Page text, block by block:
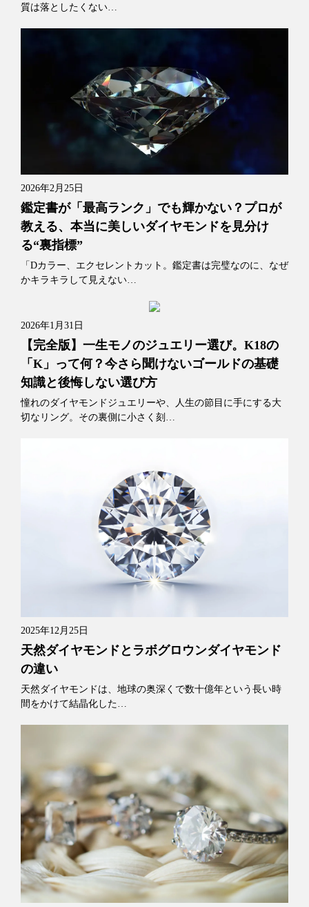
質は落としたくない…
2026年2月25日
鑑定書が「最高ランク」でも輝かない？プロが
教える、本当に美しいダイヤモンドを見分け
る“裏指標”
「Dカラー、エクセレントカット。鑑定書は完璧なのに、なぜ
かキラキラして見えない…
2026年1月31日
【完全版】一生モノのジュエリー選び。K18の
「K」って何？今さら聞けないゴールドの基礎
知識と後悔しない選び方
憧れのダイヤモンドジュエリーや、人生の節目に手にする大
切なリング。その裏側に小さく刻…
2025年12月25日
天然ダイヤモンドとラボグロウンダイヤモンド
の違い
天然ダイヤモンドは、地球の奥深くで数十億年という長い時
間をかけて結晶化した…